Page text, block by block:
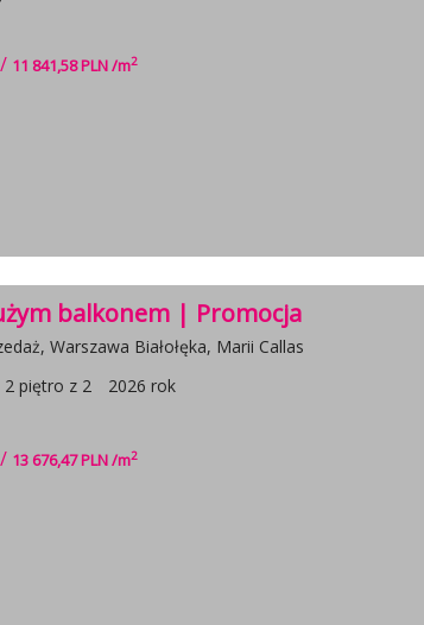
/ 11 841,58 PLN /m2
balkonem | Promocja
Warszawa Białołęka, Marii Callas
2 piętro z 2 2026 rok
/ 13 676,47 PLN /m2